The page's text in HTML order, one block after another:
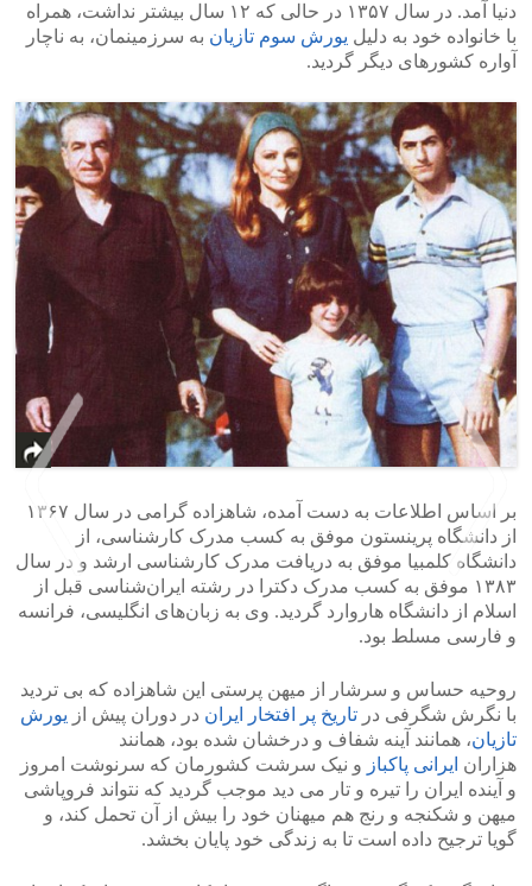
دنیا آمد. در سال ۱۳۵۷ در حالی که ۱۲ سال بیشتر نداشت، همراه
با خانواده خود به دلیل یورش سوم تازیان به سرزمینمان، به ناچار
آواره کشورهای دیگر گردید.
بر اساس اطلاعات به دست آمده، شاهزاده گرامی در سال ۱۳۶۷
از دانشگاه پرینستون موفق به کسب مدرک کارشناسی، از
دانشگاه کلمبیا موفق به دریافت مدرک کارشناسی ارشد و در سال
۱۳۸۳ موفق به کسب مدرک دکترا در رشته ایران‌شناسی قبل از
اسلام از دانشگاه هاروارد گردید. وی به زبان‌های انگلیسی، فرانسه
و فارسی مسلط بود.
روحیه حساس و سرشار از میهن پرستی این شاهزاده که بی تردید
با نگرش شگرفی در تاریخ پر افتخار ایران در دوران پیش از یورش
تازیان، همانند آینه شفاف و درخشان شده بود، همانند
هزاران ایرانی پاکباز و نیک سرشت کشورمان که سرنوشت امروز
و آینده ایران را تیره و تار می دید موجب گردید که نتواند فروپاشی
میهن و شکنجه و رنج هم میهنان خود را بیش از آن تحمل کند، و
گویا ترجیح داده است تا به زندگی خود پایان بخشد.